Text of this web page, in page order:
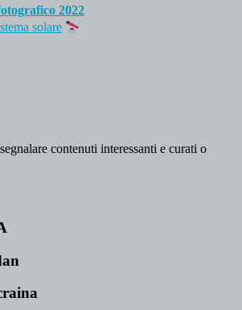
2022
solare
contenuti interessanti e curati o